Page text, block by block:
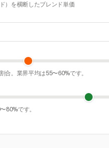
）を横断したブレンド単価
合。業界平均は55〜60%です。
80%です。